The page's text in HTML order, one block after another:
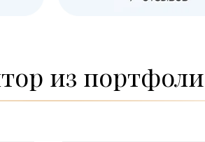
из